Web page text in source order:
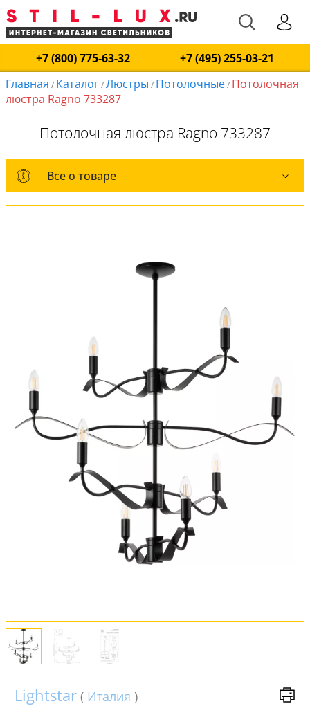
+7 (800) 775-63-32
+7 (495) 255-03-21
Главная / Каталог/Люстры / Потолочные/ Потолочная
люстра Ragno 733287
Потолочная люстра Ragno 733287
Все о товаре
Все о товаре
Обмен и возврат
Установка
Отзывы
Lightstar ( Италия )